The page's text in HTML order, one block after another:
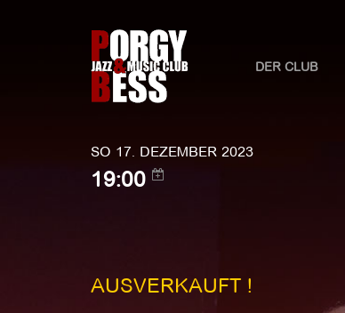
DER CLUB
SO 17. DEZEMBER 2023
19:00
AUSVERKAUFT !